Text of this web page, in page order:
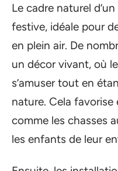
Le cadre naturel
festive, idéale pour
en plein air. De
un décor vivant, où
s’amuser tout en
nature. Cela
comme les chasses
les enfants de leur